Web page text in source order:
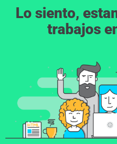
Lo siento,
trabajos